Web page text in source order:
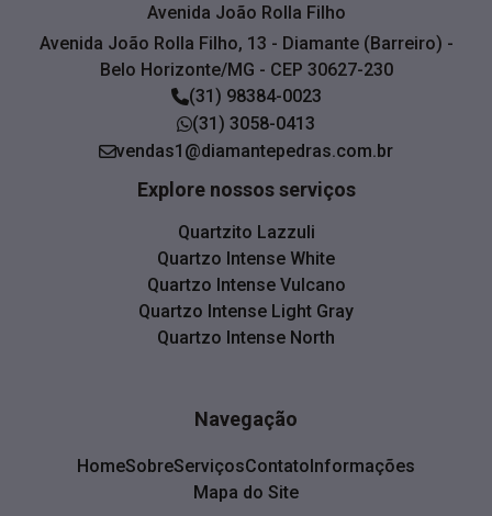
Avenida João Rolla Filho
Avenida João Rolla Filho, 13 - Diamante (Barreiro) -
Belo Horizonte/MG - CEP 30627-230
(31) 98384-0023
(31) 3058-0413
vendas1@diamantepedras.com.br
Explore nossos serviços
Quartzito Lazzuli
Quartzo Intense White
Quartzo Intense Vulcano
Quartzo Intense Light Gray
Quartzo Intense North
Navegação
HomeSobreServiçosContatoInformações
Mapa do Site